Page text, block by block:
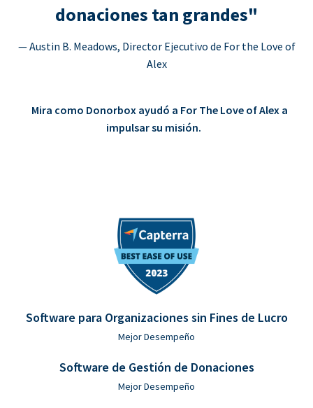
donaciones tan grandes"
— Austin B. Meadows, Director Ejecutivo de For the Love of
Alex
Mira como Donorbox ayudó a For The Love of Alex a
impulsar su misión.
Software para Organizaciones sin Fines de Lucro
Mejor Desempeño
Software de Gestión de Donaciones
Mejor Desempeño